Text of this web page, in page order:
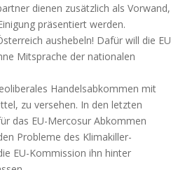
dienen zusätzlich als Vorwand,
präsentiert werden.
aushebeln! Dafür will die EU
Mitsprache der nationalen
Handelsabkommen mit
zu versehen. In den letzten
das EU-Mercosur Abkommen
Probleme des Klimakiller-
EU-Kommission ihn hinter